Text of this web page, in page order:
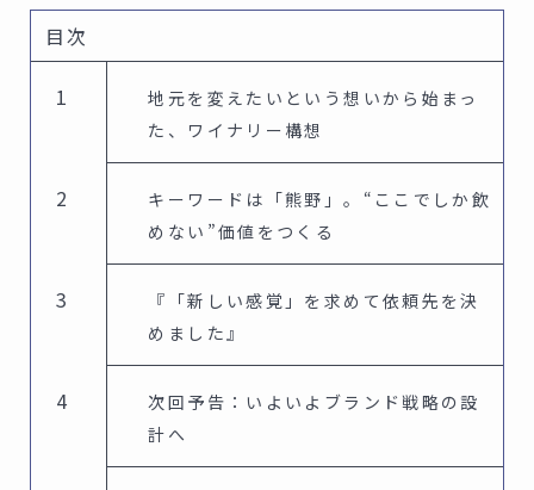
目次
地元を変えたいという想いから始まっ
た、ワイナリー構想
キーワードは「熊野」。“ここでしか飲
めない”価値をつくる
『「新しい感覚」を求めて依頼先を決
めました』
次回予告：いよいよブランド戦略の設
計へ